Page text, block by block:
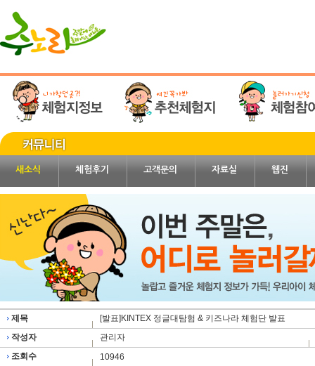
새소식 체험후기 고객문의 자료실 웹진
제목
[발표]KINTEX 정글대탐험 & 키즈나라 체험단 발표
작성자
관리자
조회수
10946